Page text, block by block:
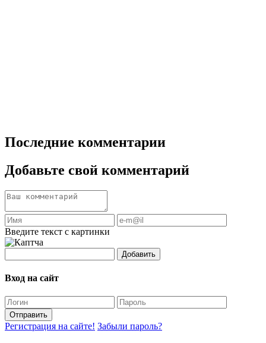
Последние комментарии
Добавьте свой комментарий
Введите текст с картинки
Добавить
Вход на сайт
Отправить
Регистрация на сайте! Забыли пароль?